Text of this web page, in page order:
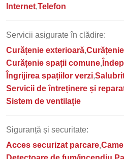
Internet Telefon
Servicii asigurate în clădire:
Curățenie exterioară
Curățenie spații comune
Îngrijirea spațiilor verzi
Servicii de întreținere și
Sistem de ventilație
Siguranță și securitate:
Acces securizat parcare